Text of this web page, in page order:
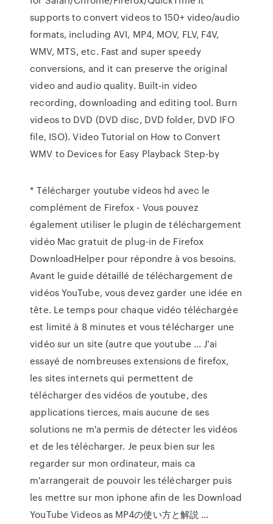
supports to convert videos to 150+ video/audio
formats, including AVI, MP4, MOV, FLV, F4V,
WMV, MTS, etc. Fast and super speedy
conversions, and it can preserve the original
video and audio quality. Built-in video
recording, downloading and editing tool. Burn
videos to DVD (DVD disc, DVD folder, DVD IFO
file, ISO). Video Tutorial on How to Convert
WMV to Devices for Easy Playback Step-by
* Télécharger youtube videos hd avec le
complément de Firefox - Vous pouvez
également utiliser le plugin de téléchargement
vidéo Mac gratuit de plug-in de Firefox
DownloadHelper pour répondre à vos besoins.
Avant le guide détaillé de téléchargement de
vidéos YouTube, vous devez garder une idée en
tête. Le temps pour chaque vidéo téléchargée
est limité à 8 minutes et vous télécharger une
vidéo sur un site (autre que youtube ... J'ai
essayé de nombreuses extensions de firefox,
les sites internets qui permettent de
télécharger des vidéos de youtube, des
applications tierces, mais aucune de ses
solutions ne m'a permis de détecter les vidéos
et de les télécharger. Je peux bien sur les
regarder sur mon ordinateur, mais ca
m'arrangerait de pouvoir les télécharger puis
les mettre sur mon iphone afin de les Download
YouTube Videos as MP4の使い方と解説 …